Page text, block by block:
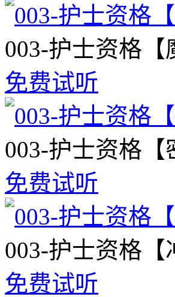
003-护士资格
免费试听
003-护士资格
免费试听
003-护士资格
免费试听